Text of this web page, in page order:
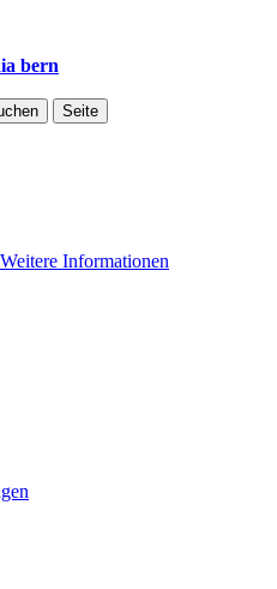
bern
Weitere Informationen